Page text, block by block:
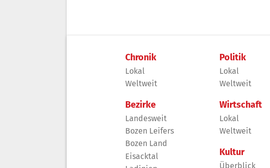
Chronik
Lokal
Weltweit
Bezirke
Landesweit
Bozen Leifers
Bozen Land
Eisacktal
Politik
Lokal
Weltweit
Wirtschaft
Lokal
Weltweit
Kultur
Überblick